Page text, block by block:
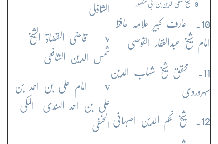
شیخ صفی الدین بن ابی منصور
10. عارف کبیر علامہ حافظ
امام شیخ عبدالغفار القوصی
11. محقق شیخ شہاب الدین
سہروردی
12. شیخ نجم الدین اصبہانی
الشاذلی
v قاضی القضاۃ الشیخ
شمس الدین الشافعی
v امام علی بن احمد بن
علی بن احمد الہندی المکی
الحنفی